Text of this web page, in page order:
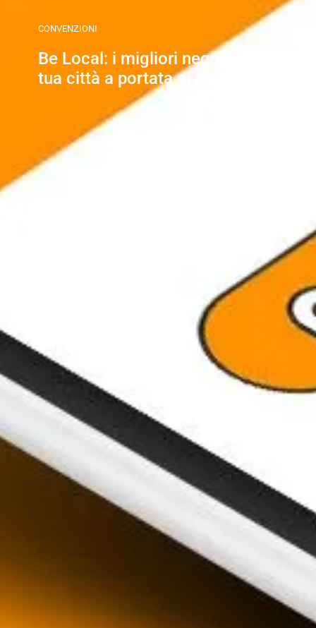
CONVENZIONI
Be Local: i migliori negozi della
tua città a portata di mano